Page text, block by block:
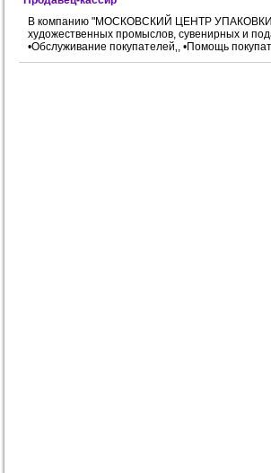
В компанию "МОСКОВСКИЙ ЦЕНТР УПАКОВКИ,
художественных промыслов, сувенирных и
•Обслуживание покупателей‚, •Помощь